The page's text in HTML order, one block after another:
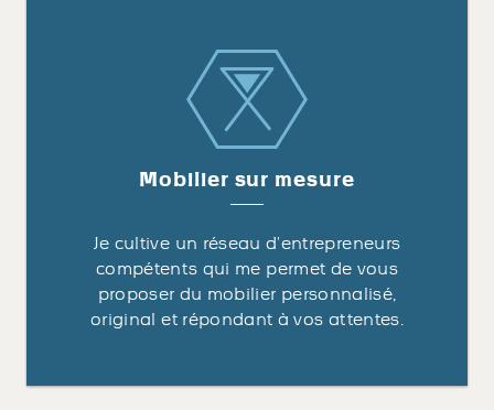
Mobilier sur mesure
Je cultive un réseau d’entrepreneurs
compétents qui me permet de vous
proposer du mobilier personnalisé,
original et répondant à vos attentes.